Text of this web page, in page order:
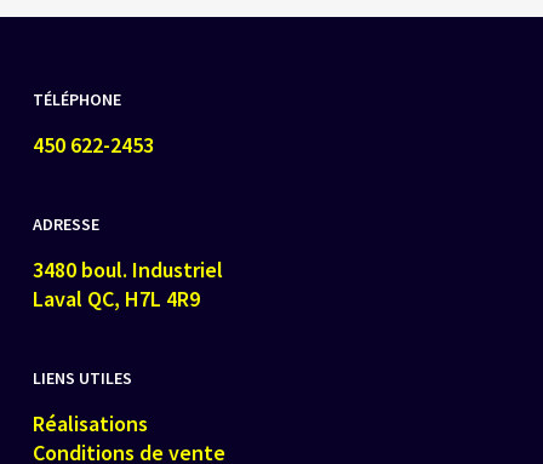
TÉLÉPHONE
450 622-2453
ADRESSE
3480 boul. Industriel
Laval QC, H7L 4R9
LIENS UTILES
Réalisations
Conditions de vente